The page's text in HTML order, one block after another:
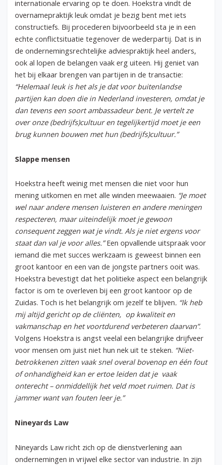
internationale ervaring op te doen. Hoekstra vindt de
overnamepraktijk leuk omdat je bezig bent met iets
constructiefs. Bij procederen bijvoorbeeld sta je in een
echte conflictsituatie tegenover de wederpartij. Dat is in
de ondernemingsrechtelijke adviespraktijk heel anders,
ook al lopen de belangen vaak erg uiteen. Hij geniet van
het bij elkaar brengen van partijen in de transactie:
“Helemaal leuk is het als je dat voor buitenlandse
partijen kan doen die in Nederland investeren, omdat je
dan tevens een soort ambassadeur bent. Je vertelt ze
over onze (bedrijfs)cultuur en tegelijkertijd moet je een
brug kunnen bouwen met hun (bedrijfs)cultuur.”
Slappe mensen
Hoekstra heeft weinig met mensen die niet voor hun
mening uitkomen en met alle winden meewaaien. “Je moet
wel naar andere mensen luisteren en andere meningen
respecteren, maar uiteindelijk moet je gewoon
consequent zeggen wat je vindt. Als je niet ergens voor
staat dan val je voor alles.”Een opvallende uitspraak voor
iemand die met succes werkzaam is geweest binnen een
groot kantoor en een van de jongste partners ooit was.
Hoekstra bevestigt dat het politieke aspect een belangrijk
factor is om te overleven bij een groot kantoor op de
Zuidas. Toch is het belangrijk om jezelf te blijven. “Ik heb
mij altijd gericht op de cliënten, op kwaliteit en
vakmanschap en het voortdurend verbeteren daarvan”.
Volgens Hoekstra is angst veelal een belangrijke drijfveer
voor mensen om juist niet hun nek uit te steken. “Niet-
betrokkenen zitten vaak snel overal bovenop en één fout
of onhandigheid kan er ertoe leiden dat je vaak
onterecht – onmiddellijk het veld moet ruimen. Dat is
jammer want van fouten leer je.”
Nineyards Law
Nineyards Law richt zich op de dienstverlening aan
ondernemingen in vrijwel elke sector van industrie. In zijn